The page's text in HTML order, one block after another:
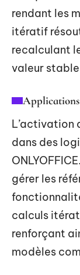
rendant les
itératif
recalculant
valeur
L’activation
dans des
gérer les
calculs
renforçant
modèles